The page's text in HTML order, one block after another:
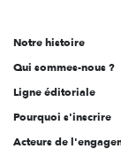
l'engagement
Notre histoire
Qui sommes-nous ?
Ligne éditoriale
Pourquoi s'inscrire
Acteurs de